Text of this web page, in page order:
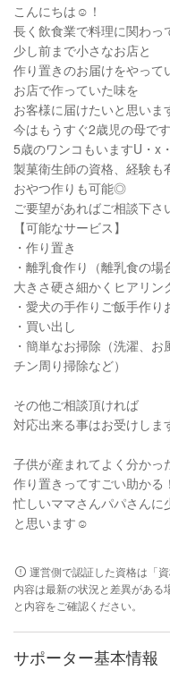
こんにちは☺︎！
長く飲食業で料理に関わっ
少し前まで小さなお店と
作り置きのお届けをやって
お店で作っていた味を
お客様に届けたいと思い
今はもうすぐ2歳児の母で
5歳のワンコもいますU・x
製菓衛生師の資格、経験も
おやつ作りも可能◎
ご要望があればご相談下
【可能なサービス】
・作り置き
・離乳食作り（離乳食の
大きさ硬さ細かくヒアリン
・愛犬の手作りご飯手作り
・買い出し
・簡単なお掃除（洗濯、
チン周り掃除など）
その他ご相談頂ければ
対応出来る事はお受けし
子供が産まれてよく分かっ
作り置きってすごい助かる
忙しいママさんパパさんに
と思います☺︎
運営側で認証した資格は「
内容は最新の状況と差異がある
と内容をご確認ください。
サポーター基本情報